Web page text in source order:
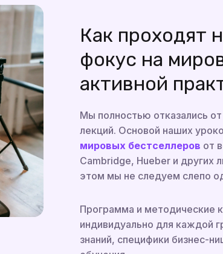
Как проходят
фокус на
активной
Мы полностью отказались
лекций. Основой наших
мировых бестселлеров от
Cambridge, Hueber и других
этом мы не следуем слепо
Программа и методические
индивидуально для каждой
знаний, специфики бизнес-